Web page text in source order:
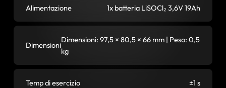
Alimentazione 1x batteria LiSOCl₂ 3,6V 19Ah
Dimensioni
Dimensioni: 97,5 × 80,5 × 66 mm | Peso: 0,5
kg
Temp di esercizio ±1 s